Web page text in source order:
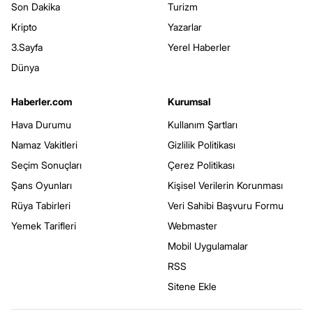
Son Dakika
Kripto
3.Sayfa
Dünya
Turizm
Yazarlar
Yerel Haberler
Haberler.com
Hava Durumu
Namaz Vakitleri
Seçim Sonuçları
Şans Oyunları
Rüya Tabirleri
Yemek Tarifleri
Kurumsal
Kullanım Şartları
Gizlilik Politikası
Çerez Politikası
Kişisel Verilerin Korunması
Veri Sahibi Başvuru Formu
Webmaster
Mobil Uygulamalar
RSS
Sitene Ekle